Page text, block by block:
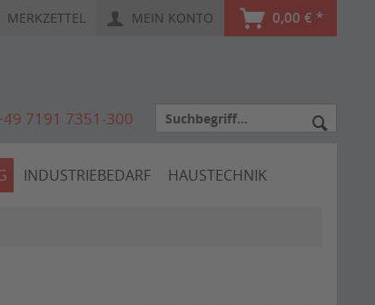
MERKZETTEL MEIN KONTO 0,00 € *
7191 7351-300
INDUSTRIEBEDARF HAUSTECHNIK